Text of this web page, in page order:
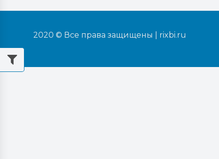
2020 © Все права защищены | rixbi.ru